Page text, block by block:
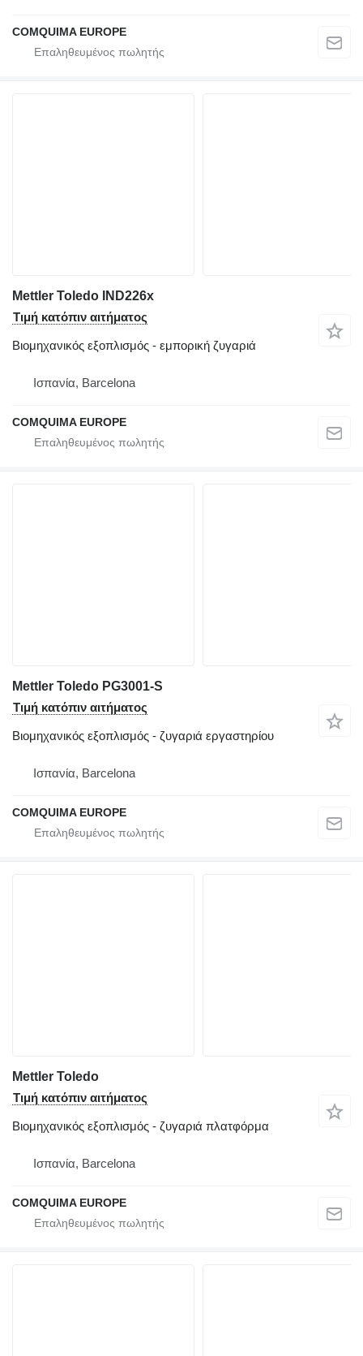
COMQUIMA EUROPE
Mettler Toledo IND226x
Τιμή κατόπιν αιτήματος
Βιομηχανικός εξοπλισμός - εμπορική ζυγαριά
Ισπανία, Barcelona
COMQUIMA EUROPE
Mettler Toledo PG3001-S
Τιμή κατόπιν αιτήματος
Βιομηχανικός εξοπλισμός - ζυγαριά εργαστηρίου
Ισπανία, Barcelona
COMQUIMA EUROPE
Mettler Toledo
Τιμή κατόπιν αιτήματος
Βιομηχανικός εξοπλισμός - ζυγαριά πλατφόρμα
Ισπανία, Barcelona
COMQUIMA EUROPE